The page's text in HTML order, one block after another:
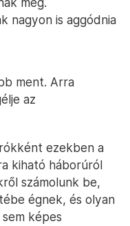
nagyon is aggódnia
ment. Arra
az
ezekben a
kiható háborúról
számolunk be,
égnek, és olyan
képes